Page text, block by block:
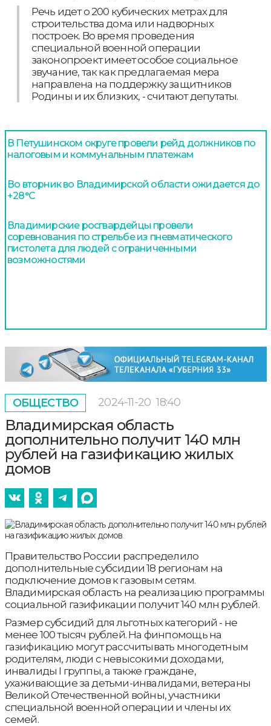
Речь идет о 200 кубических метрах для
строительства дома или надворных
построек. Во время проведения
специальной военной операции
законопроект имеет особое социальное
звучание, так как предлагаемая мера
направлена на поддержку защитников
Родины и их близких, - считают депутаты.
В Петушинском округе провели рейд должников по
налоговым и коммунальным платежам
Во вторник во Владимирской области ожидается до
+28°С
Владимирские росгвардейцы провели
соревнования по стрельбе из пневматического
пистолета для людей с ограниченными
возможностями
ОБЩЕСТВО 2024-11-20 18:40
Владимирская область
дополнительно получит 140 млн
рублей на газификацию жилых
домов
Правительство России распределило
дополнительные субсидии 18 регионам на
подключение домов к газовым сетям.
Владимирская область на реализацию программы
социальной газификации получит 140 млн рублей.
Размер субсидий для льготных категорий - не
менее 100 тысяч рублей. На финпомощь на
газификацию могут рассчитывать многодетным
родителям, люди с невысокими доходами,
инвалиды I группы, а также граждане,
ухаживающие за детьми-инвалидами, ветераны
Великой Отечественной войны, участники
специальной военной операции и члены их
семей.